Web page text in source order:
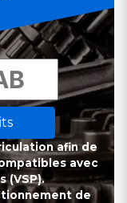
afin de
avec
(VSP).
de